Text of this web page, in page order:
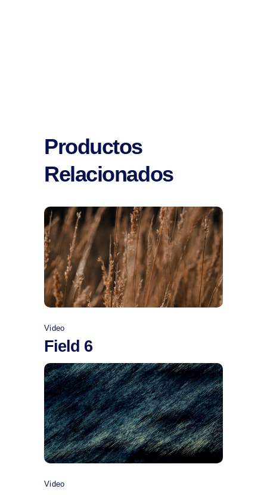
Productos
Relacionados
Comprar
Video
Field 6
Comprar
Video